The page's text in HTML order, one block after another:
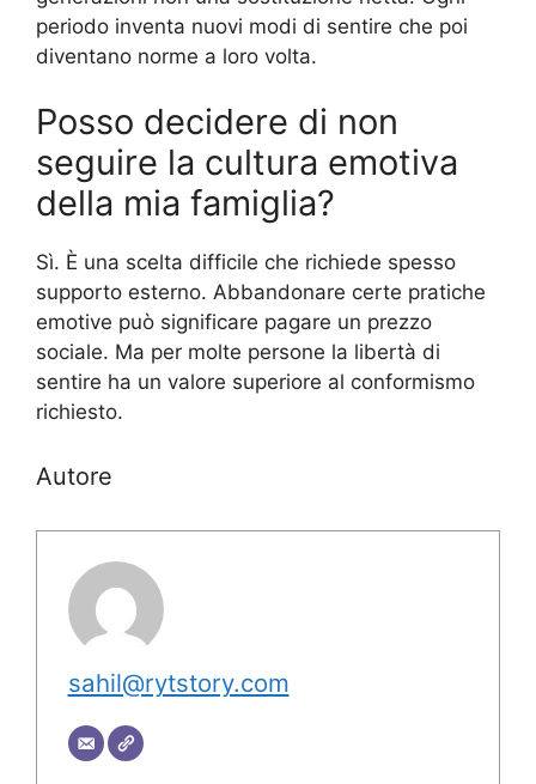
periodo inventa nuovi modi di sentire che poi
diventano norme a loro volta.
Posso decidere di non
seguire la cultura emotiva
della mia famiglia?
Sì. È una scelta difficile che richiede spesso
supporto esterno. Abbandonare certe pratiche
emotive può significare pagare un prezzo
sociale. Ma per molte persone la libertà di
sentire ha un valore superiore al conformismo
richiesto.
Autore
sahil@rytstory.com